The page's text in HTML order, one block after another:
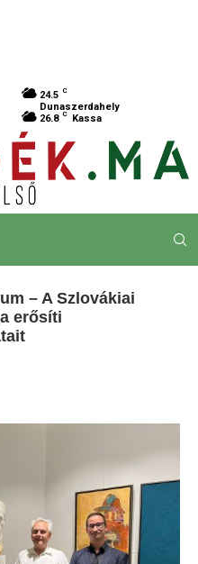
24.5 C
Dunaszerdahely
26.8 C Kassa
– A Szlovákiai
erősíti